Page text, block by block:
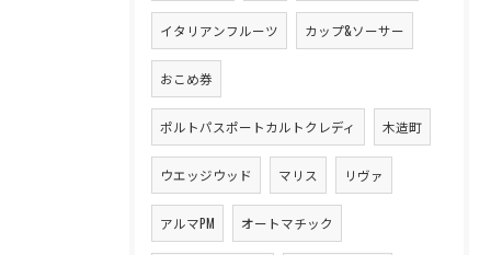
イタリアンフルーツ カップ&ソーサー
おこめ券
ポルトパスポートカルトクレディ 木造町
ウエッジウッド マリス リヴァ
アルマPM オートマチック